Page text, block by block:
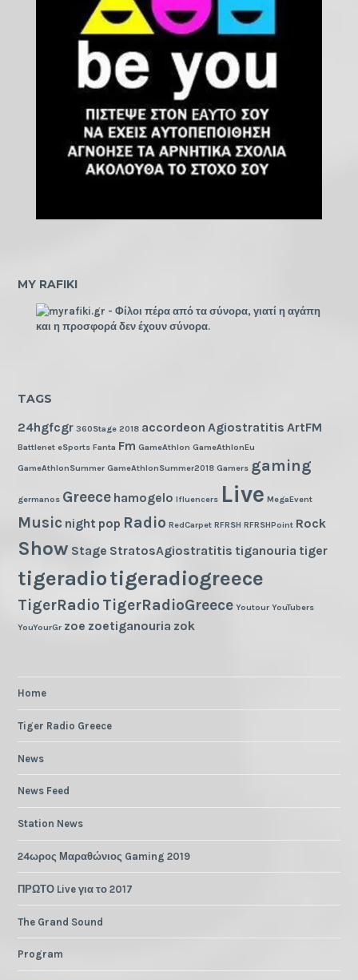
MY RAFIKI
TAGS
24hgfcgr 360Stage 2018 accordeon Agiostratitis ArtFM
Battlenet eSports Fanta Fm GameAthlon GameAthlonEu
GameAthlonSummer GameAthlonSummer2018 Gamers gaming
germanos Greece hamogelo Ifluencers Live MegaEvent
Music night pop Radio RedCarpet RFRSH RFRSHPoint Rock
Show Stage StratosAgiostratitis tiganouria tiger
tigeradiotigeradiogreece
TigerRadio TigerRadioGreece Youtour YouTubers
YouYourGr zoe zoetiganouria zok
Home
Tiger Radio Greece
News
News Feed
Station News
24ωρος Μαραθώνιος Gaming 2019
ΠΡΩΤΟ Live για το 2017
The Grand Sound
Program